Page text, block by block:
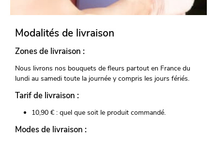
Modalités de livraison
Zones de livraison :
Nous livrons nos bouquets de fleurs partout en France du
lundi au samedi toute la journée y compris les jours fériés.
Tarif de livraison :
10,90 € : quel que soit le produit commandé.
Modes de livraison :